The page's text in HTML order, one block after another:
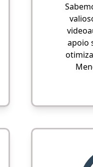
apoio